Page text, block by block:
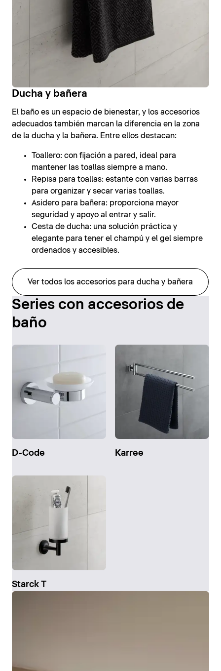
Ducha y bañera
El baño es un espacio de bienestar, y los accesorios
adecuados también marcan la diferencia en la zona
de la ducha y la bañera. Entre ellos destacan:
Toallero: con fijación a pared, ideal para
mantener las toallas siempre a mano.
Repisa para toallas: estante con varias barras
para organizar y secar varias toallas.
Asidero para bañera: proporciona mayor
seguridad y apoyo al entrar y salir.
Cesta de ducha: una solución práctica y
elegante para tener el champú y el gel siempre
ordenados y accesibles.
Ver todos los accesorios para ducha y bañera
Series con accesorios de
baño
D-Code Karree
Starck T